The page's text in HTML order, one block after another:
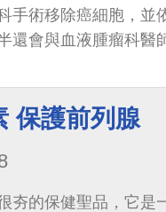
手術移除癌細胞，並
還會與血液腫瘤科醫
保護前列腺
夯的保健聖品，它是